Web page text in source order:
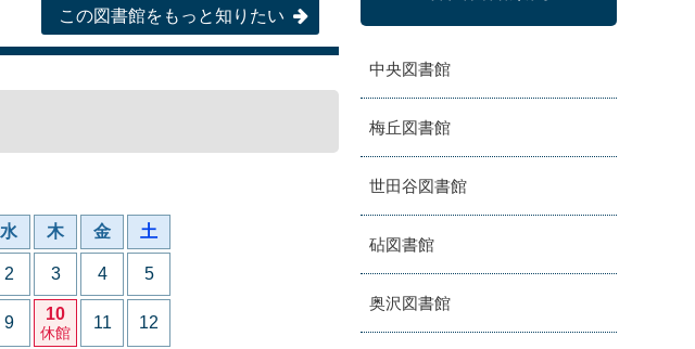
この図書館をもっと知りたい
水 木 金 土
2 3 4 5
9 10
休館
11 12
中央図書館
梅丘図書館
世田谷図書館
砧図書館
奥沢図書館